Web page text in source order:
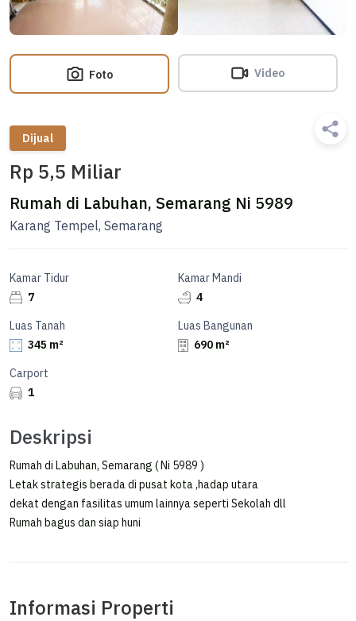
Foto Video
Dijual
Rp 5,5 Miliar
Rumah di Labuhan, Semarang Ni 5989
Karang Tempel, Semarang
Kamar Tidur
7
Kamar Mandi
4
Luas Tanah
345 m²
Luas Bangunan
690 m²
Carport
1
Deskripsi
Rumah di Labuhan, Semarang ( Ni 5989 )
Letak strategis berada di pusat kota ,hadap utara
dekat dengan fasilitas umum lainnya seperti Sekolah dll
Rumah bagus dan siap huni
Informasi Properti